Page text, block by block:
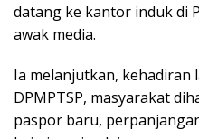
datang ke kantor induk di
awak media.
Ia melanjutkan, kehadiran
DPMPTSP, masyarakat
paspor baru,